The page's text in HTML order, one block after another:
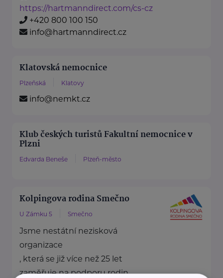
https://hartmanndirect.com/cs-cz
+420 800 100 150
info@hartmanndirect.cz
Klatovská nemocnice
Plzeňská Klatovy
info@nemkt.cz
Klub českých turistů Fakultní nemocnice v
Plzni
Edvarda Beneše Plzeň-město
Kolpingova rodina Smečno
U Zámku 5 Smečno
Jsme nestátní nezisková
organizace
, která se již více než 25 let
zaměřuje na podporu rodin, ...